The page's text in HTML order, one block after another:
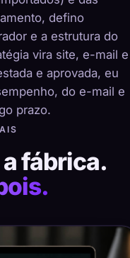
defino
e a estrutura do
vira site, e-mail e
e aprovada, eu
do e-mail e
prazo.
fábrica.